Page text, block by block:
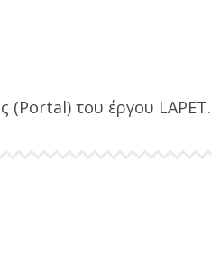
(Portal) του έργου LAPET.